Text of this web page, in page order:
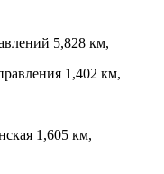
5,828 км,
1,402 км,
1,605 км,